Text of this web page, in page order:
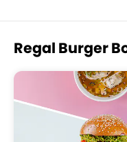
Regal Burger